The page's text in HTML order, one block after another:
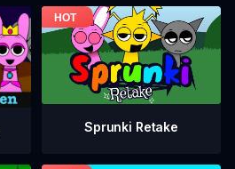
Sprunki Retake